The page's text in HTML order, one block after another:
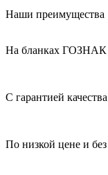
Наши преимущества
На бланках ГОЗНАК
С гарантией качества
По низкой цене и